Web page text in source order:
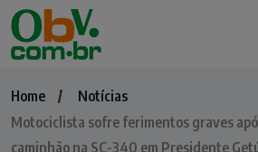
Home
Notícias
Motociclista sofre ferimentos graves
caminhão na SC-340 em Presidente